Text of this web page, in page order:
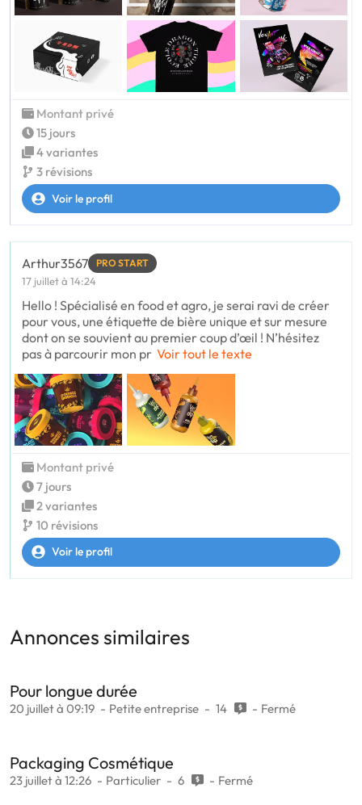
Montant privé
15 jours
4 variantes
3 révisions
Voir le profil
Arthur3567 PRO START
17 juillet à 14:24
Hello ! Spécialisé en food et agro, je serai ravi de créer
pour vous, une étiquette de bière unique et sur mesure
dont on se souvient au premier coup d’œil ! N’hésitez
pas à parcourir mon pr Voir tout le texte
Montant privé
7 jours
2 variantes
10 révisions
Voir le profil
Annonces similaires
Pour longue durée
20 juillet à 09:19 Petite entreprise 14 Fermé
Packaging Cosmétique
23 juillet à 12:26 Particulier 6 Fermé